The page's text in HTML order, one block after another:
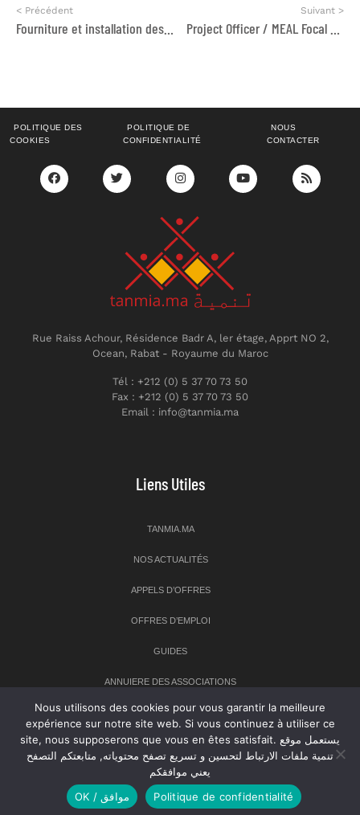
< Précédent Suivant >
POLITIQUE DES
COOKIES
POLITIQUE DE
CONFIDENTIALITÉ
NOUS
CONTACTER
Rue Raiss Achour, Résidence Badr A, ler étage, Apprt NO 2,
Ocean, Rabat - Royaume du Maroc
Tél : +212 (0) 5 37 70 73 50
Fax : +212 (0) 5 37 70 73 50
Email : info@tanmia.ma
Liens Utiles
TANMIA.MA
NOS ACTUALITÉS
APPELS D’OFFRES
OFFRES D’EMPLOI
GUIDES
ANNUIERE DES ASSOCIATIONS
Newsletter
Inscrivez-vous à notre newsletter pour recevoir les dernières
nouvelles sur TANMIA
Nous utilisons des cookies pour vous garantir la meilleure
expérience sur notre site web. Si vous continuez à utiliser ce
site, nous supposerons que vous en êtes satisfait. يستعمل موقع
تنمية ملفات الارتباط لتحسين و تسريع تصفح محتوياته, متابعتكم التصفح
يعني موافقكم
OK / موافق
Politique de confidentialité